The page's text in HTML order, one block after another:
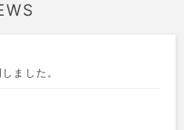
ました。